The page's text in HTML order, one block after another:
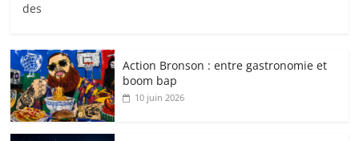
des
Action Bronson : entre gastronomie et
boom bap
10 juin 2026